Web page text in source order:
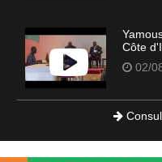
Côte
02/